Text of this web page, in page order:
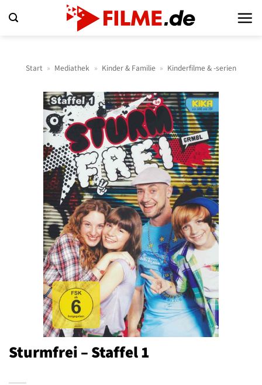
Inhalt
Start » Mediathek » Kinder & Familie » Kinderfilme & -serien
Sturmfrei – Staffel 1